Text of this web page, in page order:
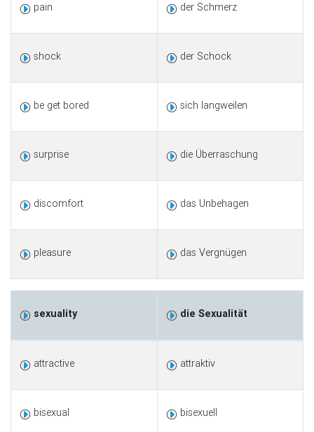
pain der Schmerz
shock der Schock
be get bored sich langweilen
surprise die Überraschung
discomfort das Unbehagen
pleasure das Vergnügen
sexuality die Sexualität
attractive attraktiv
bisexual bisexuell